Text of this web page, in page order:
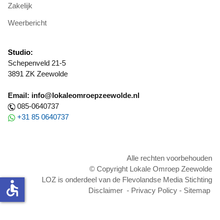
Zakelijk
Weerbericht
Studio:
Schepenveld 21-5
3891 ZK Zeewolde
Email: info@lokaleomroepzeewolde.nl
085-0640737
+31 85 0640737
Alle rechten voorbehouden
© Copyright Lokale Omroep Zeewolde
LOZ is onderdeel van de Flevolandse Media Stichting
Disclaimer - Privacy Policy - Sitemap
accessible